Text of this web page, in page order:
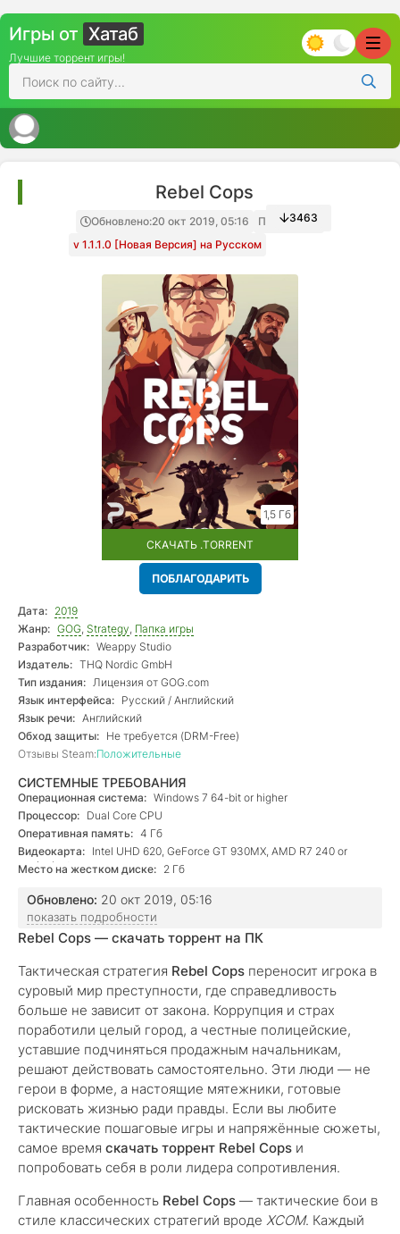
Игры от Хатаб
Лучшие торрент игры!
Rebel Cops
Обновлено:20 окт 2019, 05:16
Папка игры
v 1.1.1.0 [Новая Версия] на Русском
3463
1,5 Гб
СКАЧАТЬ .TORRENT
ПОБЛАГОДАРИТЬ
Дата: 2019
Жанр: GOG, Strategy, Папка игры
Разработчик: Weappy Studio
Издатель: THQ Nordic GmbH
Тип издания: Лицензия от GOG.com
Язык интерфейса: Русский / Английский
Язык речи: Английский
Обход защиты: Не требуется (DRM-Free)
Отзывы Steam:Положительные
СИСТЕМНЫЕ ТРЕБОВАНИЯ
Операционная система: Windows 7 64-bit or higher
Процессор: Dual Core CPU
Оперативная память: 4 Гб
Видеокарта: Intel UHD 620, GeForce GT 930MX, AMD R7 240 or
equivalent
Место на жестком диске: 2 Гб
Обновлено: 20 окт 2019, 05:16
показать подробности
Rebel Cops — скачать торрент на ПК
Тактическая стратегия Rebel Cops переносит игрока в
суровый мир преступности, где справедливость
больше не зависит от закона. Коррупция и страх
поработили целый город, а честные полицейские,
уставшие подчиняться продажным начальникам,
решают действовать самостоятельно. Эти люди — не
герои в форме, а настоящие мятежники, готовые
рисковать жизнью ради правды. Если вы любите
тактические пошаговые игры и напряжённые сюжеты,
самое время скачать торрент Rebel Cops и
попробовать себя в роли лидера сопротивления.
Главная особенность Rebel Cops — тактические бои в
стиле классических стратегий вроде XCOM. Каждый